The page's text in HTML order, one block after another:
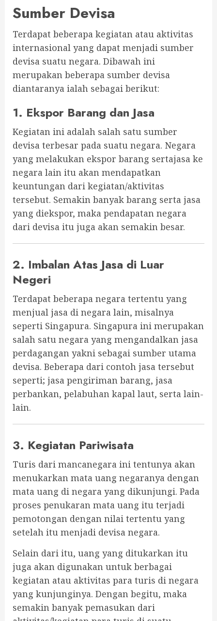
Sumber Devisa
Terdapat beberapa kegiatan atau aktivitas
internasional yang dapat menjadi sumber
devisa suatu negara. Dibawah ini
merupakan beberapa sumber devisa
diantaranya ialah sebagai berikut:
1. Ekspor Barang dan Jasa
Kegiatan ini adalah salah satu sumber
devisa terbesar pada suatu negara. Negara
yang melakukan ekspor barang sertajasa ke
negara lain itu akan mendapatkan
keuntungan dari kegiatan/aktivitas
tersebut. Semakin banyak barang serta jasa
yang diekspor, maka pendapatan negara
dari devisa itu juga akan semakin besar.
2. Imbalan Atas Jasa di Luar
Negeri
Terdapat beberapa negara tertentu yang
menjual jasa di negara lain, misalnya
seperti Singapura. Singapura ini merupakan
salah satu negara yang mengandalkan jasa
perdagangan yakni sebagai sumber utama
devisa. Beberapa dari contoh jasa tersebut
seperti; jasa pengiriman barang, jasa
perbankan, pelabuhan kapal laut, serta lain-
lain.
3. Kegiatan Pariwisata
Turis dari mancanegara ini tentunya akan
menukarkan mata uang negaranya dengan
mata uang di negara yang dikunjungi. Pada
proses penukaran mata uang itu terjadi
pemotongan dengan nilai tertentu yang
setelah itu menjadi devisa negara.
Selain dari itu, uang yang ditukarkan itu
juga akan digunakan untuk berbagai
kegiatan atau aktivitas para turis di negara
yang kunjunginya. Dengan begitu, maka
semakin banyak pemasukan dari